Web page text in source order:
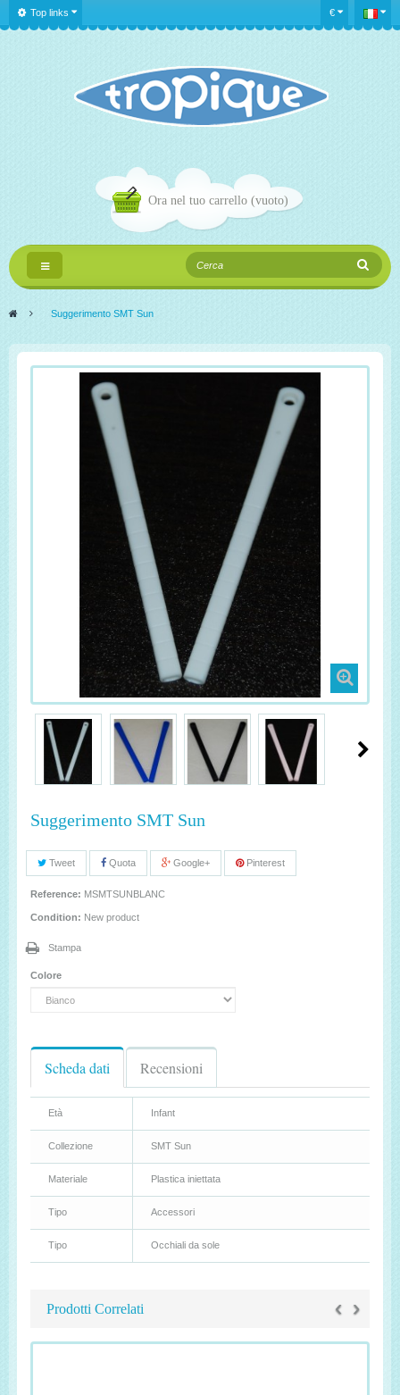
€
Top links
Ora nel tuo carrello (vuoto)
Navigazione
Toggle
> Suggerimento SMT Sun
Suggerimento SMT Sun
Tweet Quota Google+ Pinterest
Reference: MSMTSUNBLANC
Condition: New product
Stampa
Colore
Scheda dati Recensioni
Età Infant
Collezione SMT Sun
Materiale Plastica iniettata
Tipo Accessori
Tipo Occhiali da sole
Prodotti Correlati ‹ ›